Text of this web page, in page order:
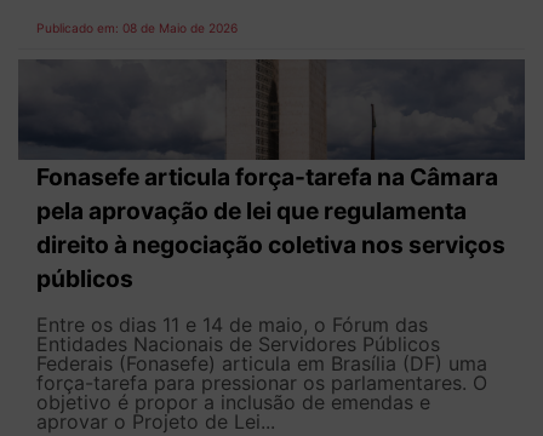
Publicado em: 08 de Maio de 2026
Fonasefe articula força-tarefa na Câmara
pela aprovação de lei que regulamenta
direito à negociação coletiva nos serviços
públicos
Entre os dias 11 e 14 de maio, o Fórum das
Entidades Nacionais de Servidores Públicos
Federais (Fonasefe) articula em Brasília (DF) uma
força-tarefa para pressionar os parlamentares. O
objetivo é propor a inclusão de emendas e
aprovar o Projeto de Lei...